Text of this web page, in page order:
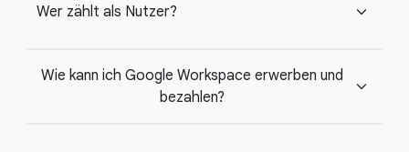
Wer zählt als Nutzer? expand_more
Wie kann ich Google Workspace erwerben und
bezahlen?
expand_more